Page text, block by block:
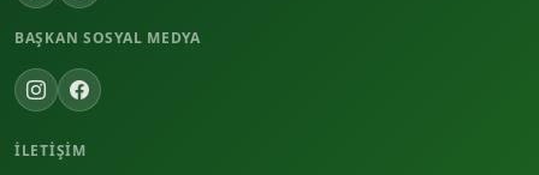
BAŞKAN SOSYAL MEDYA
İLETIŞIM